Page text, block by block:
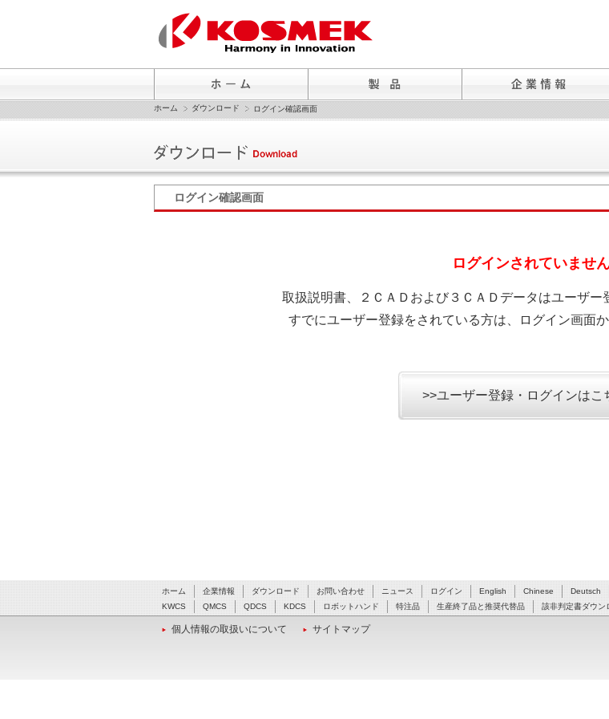
ホーム ダウンロード ログイン確認画面
ログイン確認画面
ログインされていません
取扱説明書、２ＣＡＤおよび３ＣＡＤデータはユーザー
すでにユーザー登録をされている方は、ログイン画面
>>ユーザー登録・ログインはこ
ホーム 企業情報 ダウンロード お問い合わせ ニュース ログイン English Chinese Deutsch
KWCS
QMCS QDCS KDCS ロボットハンド 特注品 生産終了品と推奨代替品 該非判定書ダウン
個人情報の取扱いについて サイトマップ